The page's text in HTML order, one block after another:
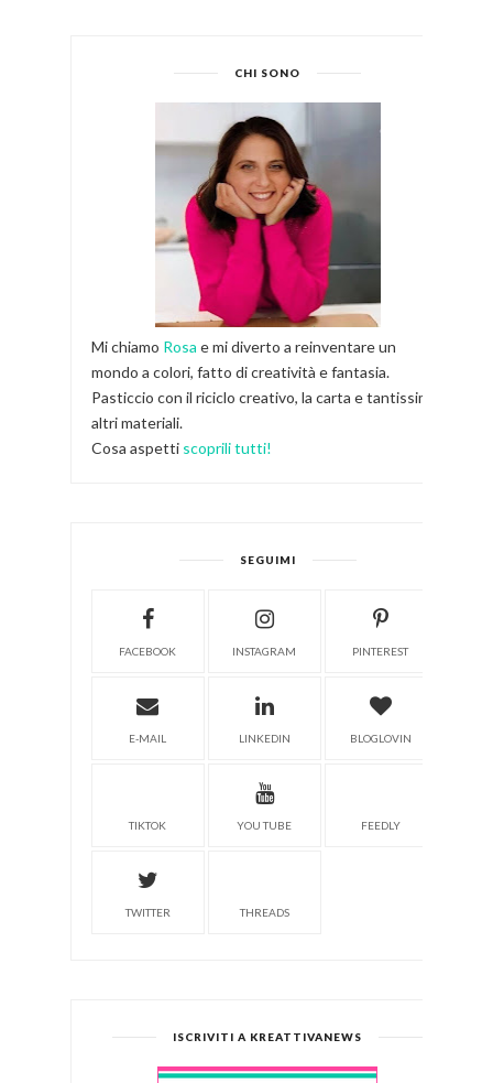
CHI SONO
Mi chiamo Rosa e mi diverto a reinventare un
mondo a colori, fatto di creatività e fantasia.
Pasticcio con il riciclo creativo, la carta e tantissimi
altri materiali.
Cosa aspetti scoprili tutti!
SEGUIMI
FACEBOOK INSTAGRAM PINTEREST
E-MAIL LINKEDIN BLOGLOVIN
TIKTOK YOU TUBE FEEDLY
TWITTER THREADS
ISCRIVITI A KREATTIVANEWS